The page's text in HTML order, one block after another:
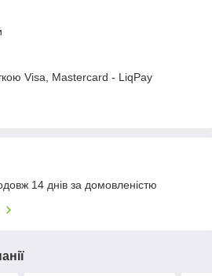
Visa, Mastercard - LiqPay
14 днів за домовленістю